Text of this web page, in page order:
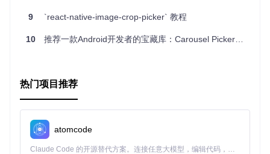
支持多标签：可通过requestTag参数方便地在一个页面中展
要将BottomSheet Image Picker集成到你的项目中，请按照以
下步骤操作：
在项目级别的build.gradle文件里添加JitPack仓库。
在应用级别的 build.gradle
创建自己的
实现BottomSheetImagePicker.OnImagesSelectedLi
9 `react-native-image-crop-picker` 教程
10 推荐一款Android开发者的宝藏库：Carousel Picker 图片轮播组件
热门项目推荐
atomcode
Claude Code 的开源替代方案。连接任意大模型，编辑代码，运行命令，自动验证 — 全自动执行。用 Rust 构建，极致性能。 ｜ An open-source alternative to Claude Code. Connect any LLM, edit code, run commands, and verify changes — autonomously. Built in Rust for speed. Get Started